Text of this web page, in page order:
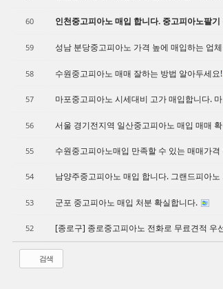
60 인천중고피아노 매입 합니다. 중고피아노팔
59 성남 분당중고피아노 가격 높에 매입하는 업
58 수원중고피아노 매매 잘하는 방법 알아두세요!
57 마포중고피아노 시세대비 고가 매입합니다.
56 서울 경기전지역 일산중고피아노 매입 매매
55 수원중고피아노매입 만족할 수 있는 매매가
54 남양주중고피아노 매입 합니다. 그랜드피아
53 군포 중고피아노 매입 처분 확실합니다.
52 [종로구] 종로중고피아노 전화로 무료견적 우
검색